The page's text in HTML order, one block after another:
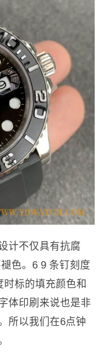
计不仅具有抗腐
色。6 9 条钉刻度
标的填充颜色和
体印刷来说也是非
所以我们在6点钟